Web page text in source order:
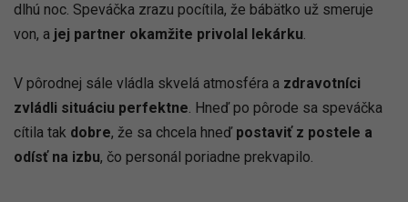
dlhú noc. Speváčka zrazu pocítila, že bábätko už smeruje
von, a jej partner okamžite privolal lekárku
V pôrodnej sále vládla skvelá atmosféra a zdravotníci
zvládli situáciu perfektne. Hneď po pôrode sa speváčka
cítila tak dobre, že sa chcela hneď postaviť z postele a
odísť na izbu, čo personál poriadne prekvapilo.